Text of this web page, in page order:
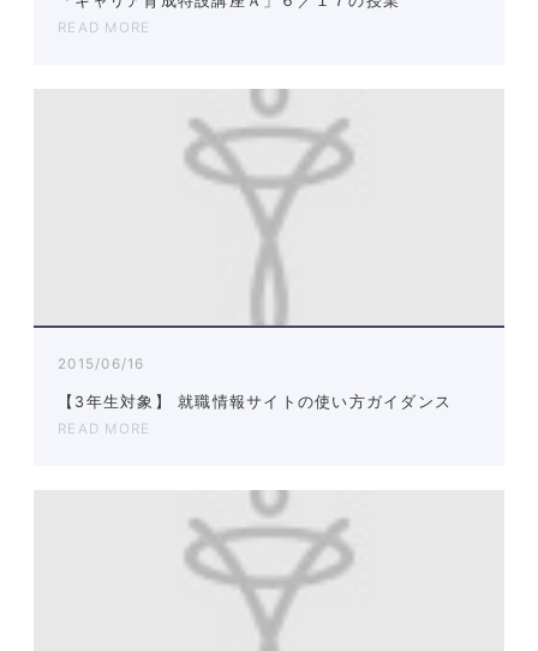
READ MORE
2015/06/16
【3年生対象】 就職情報サイトの使い方ガイダンス
READ MORE